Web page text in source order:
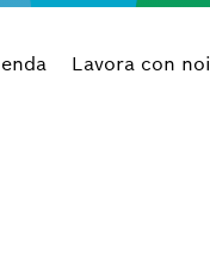
Lavora con noi